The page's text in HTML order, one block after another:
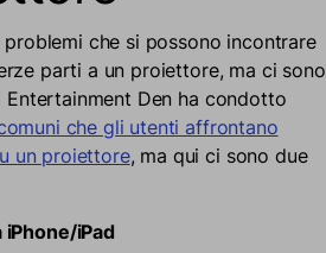
che si possono incontrare
parti a un proiettore, ma ci sono
Den ha condotto
che gli utenti affrontano
un proiettore, ma qui ci sono due
iPad